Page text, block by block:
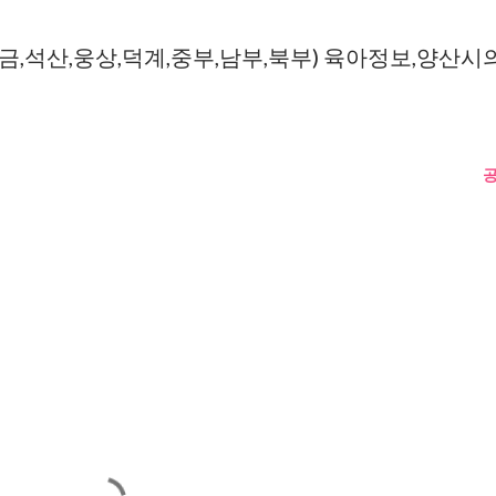
,석산,웅상,덕계,중부,남부,북부) 육아정보,양산시